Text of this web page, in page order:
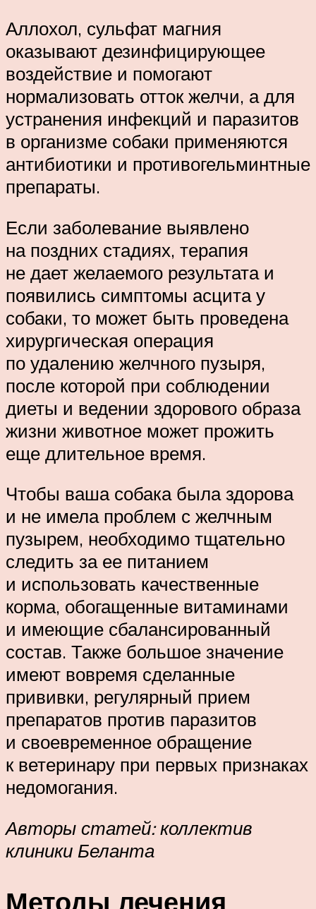
Аллохол, сульфат магния
оказывают дезинфицирующее
воздействие и помогают
нормализовать отток желчи, а для
устранения инфекций и паразитов
в организме собаки применяются
антибиотики и противогельминтные
препараты.
Если заболевание выявлено
на поздних стадиях, терапия
не дает желаемого результата и
появились симптомы асцита у
собаки, то может быть проведена
хирургическая операция
по удалению желчного пузыря,
после которой при соблюдении
диеты и ведении здорового образа
жизни животное может прожить
еще длительное время.
Чтобы ваша собака была здорова
и не имела проблем с желчным
пузырем, необходимо тщательно
следить за ее питанием
и использовать качественные
корма, обогащенные витаминами
и имеющие сбалансированный
состав. Также большое значение
имеют вовремя сделанные
прививки, регулярный прием
препаратов против паразитов
и своевременное обращение
к ветеринару при первых признаках
недомогания.
Авторы статей: коллектив
клиники Беланта
Методы лечения